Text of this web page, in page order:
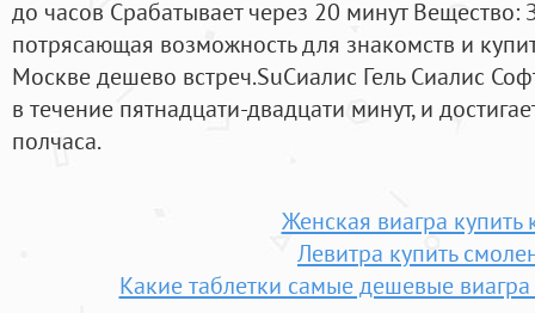
до часов Срабатывает через 20 минут
потрясающая возможность для знакомств и
Москве дешево встреч.SuCиалис Гель Cиалис
в течение пятнадцати-двадцати минут, и
полчаса.
Женская виагра купить
Левитра купить
Какие таблетки самые дешевые